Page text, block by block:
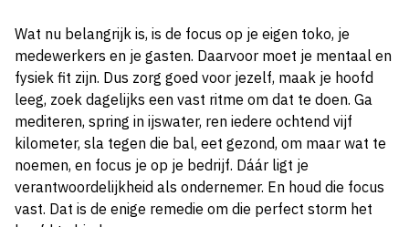
Wat nu belangrijk is, is de focus op je eigen toko, je
medewerkers en je gasten. Daarvoor moet je mentaal en
fysiek fit zijn. Dus zorg goed voor jezelf, maak je hoofd
leeg, zoek dagelijks een vast ritme om dat te doen. Ga
mediteren, spring in ijswater, ren iedere ochtend vijf
kilometer, sla tegen die bal, eet gezond, om maar wat te
noemen, en focus je op je bedrijf. Dáár ligt je
verantwoordelijkheid als ondernemer. En houd die focus
vast. Dat is de enige remedie om die perfect storm het